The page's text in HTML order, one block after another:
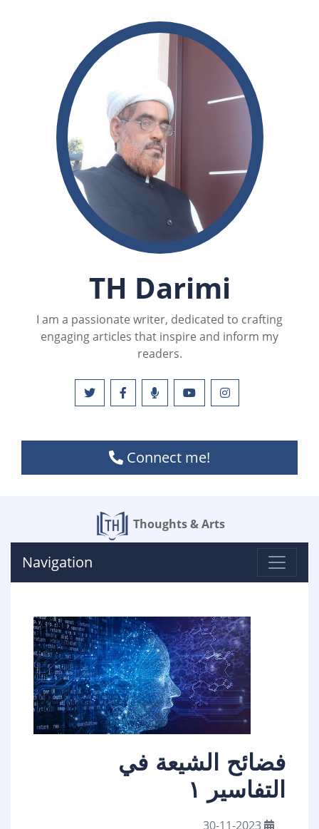
TH Darimi
I am a passionate writer, dedicated to crafting
engaging articles that inspire and inform my
readers.
Connect me!
Thoughts & Arts
Navigation
فضائح الشيعة في
التفاسير ١